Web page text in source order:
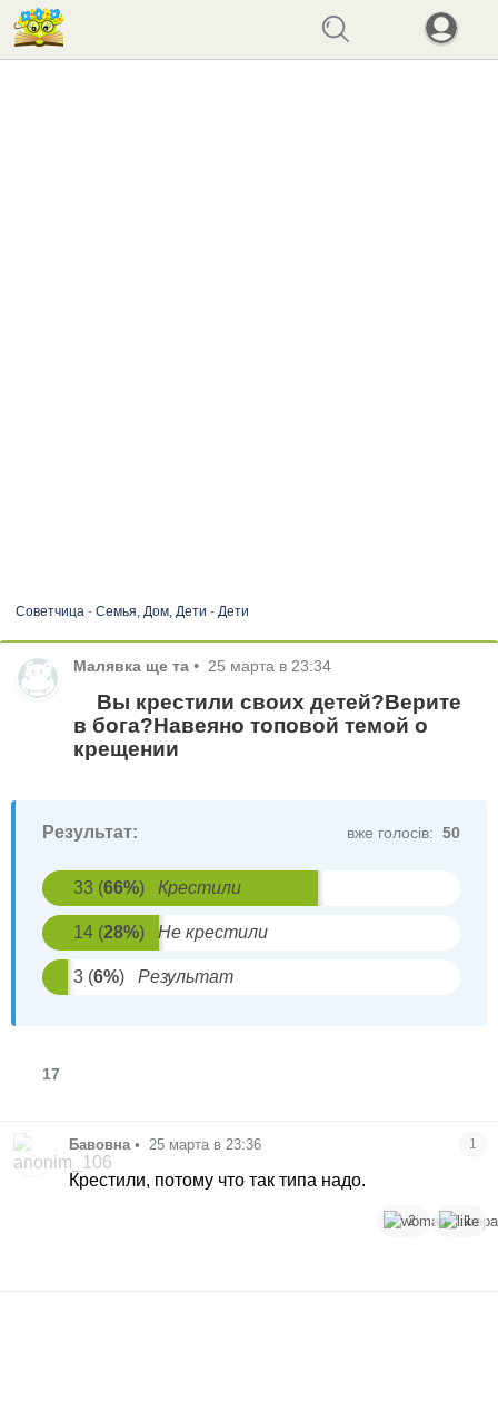
Советчица- Семья, Дом, Дети - Дети
Малявка ще та • 25 марта в 23:34
Вы крестили своих детей?Верите
в бога?Навеяно топовой темой о
крещении
Результат: вже голосів: 50
33 (66%) Крестили
14 (28%) Не крестили
3 (6%) Результат
17
Бавовна • 25 марта в 23:36 1
Крестили, потому что так типа надо.
2 1